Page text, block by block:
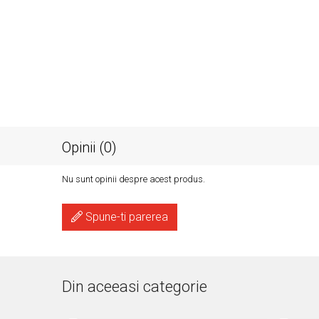
Opinii (0)
Nu sunt opinii despre acest produs.
Spune-ti parerea
Din aceeasi categorie